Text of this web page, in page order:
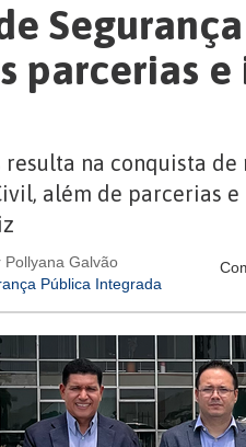
parcerias
na conquista de
além de parcerias
Pollyana Galvão
Pública Integrada